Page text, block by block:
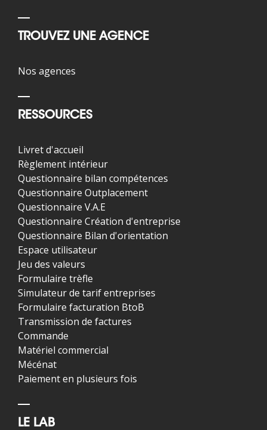
TROUVEZ UNE AGENCE
Nos agences
RESSOURCES
Livret d'accueil
Règlement intérieur
Questionnaire bilan compétences
Questionnaire Outplacement
Questionnaire V.A.E
Questionnaire Création d'entreprise
Questionnaire Bilan d'orientation
Espace utilisateur
Jeu des valeurs
Formulaire trèfle
Simulateur de tarif entreprises
Formulaire facturation BtoB
Transmission de factures
Commande
Matériel commercial
Mécénat
Paiement en plusieurs fois
LE LAB